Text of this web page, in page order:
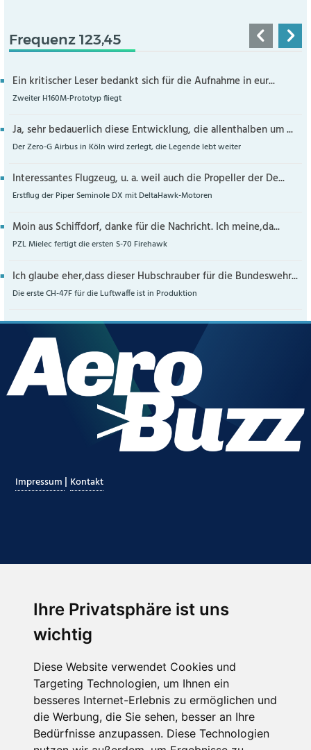
Ihre Privatsphäre ist uns
wichtig
Diese Website verwendet Cookies und
Targeting Technologien, um Ihnen ein
besseres Internet-Erlebnis zu ermöglichen und
die Werbung, die Sie sehen, besser an Ihre
Bedürfnisse anzupassen. Diese Technologien
Frequenz 123,45
Ein kritischer Leser bedankt sich für die Aufnahme in eur...
Zweiter H160M-Prototyp fliegt
Ja, sehr bedauerlich diese Entwicklung, die allenthalben um ...
Der Zero-G Airbus in Köln wird zerlegt, die Legende lebt weiter
Interessantes Flugzeug, u. a. weil auch die Propeller der De...
Erstflug der Piper Seminole DX mit DeltaHawk-Motoren
Moin aus Schiffdorf, danke für die Nachricht. Ich meine,da...
PZL Mielec fertigt die ersten S-70 Firehawk
Ich glaube eher,dass dieser Hubschrauber für die Bundeswehr...
Die erste CH-47F für die Luftwaffe ist in Produktion
Impressum | Kontakt
Abonnieren Sie unseren Newsletter
Email*